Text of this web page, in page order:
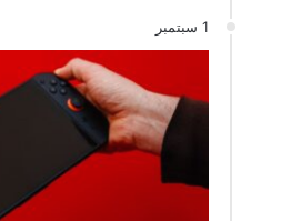
1 سبتمبر